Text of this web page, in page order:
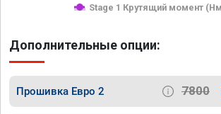
Stage 1 Крутящий момент
Дополнительные опции:
Прошивка Евро 2 7800